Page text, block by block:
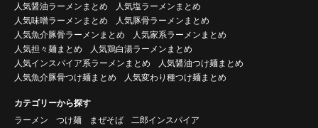
人気醤油ラーメンまとめ
人気塩ラーメンまとめ
人気味噌ラーメンまとめ
人気豚骨ラーメンまとめ
人気魚介豚骨ラーメンまとめ
人気家系ラーメンまとめ
人気担々麺まとめ
人気鶏白湯ラーメンまとめ
人気インスパイア系ラーメンまとめ
人気醤油つけ麺まとめ
人気魚介豚骨つけ麺まとめ
人気変わり種つけ麺まとめ
カテゴリーから探す
ラーメン
つけ麺 まぜそば
二郎インスパイア